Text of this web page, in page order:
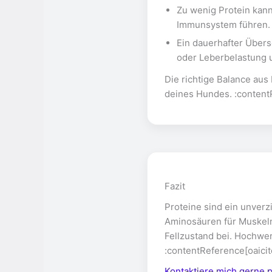
Zu wenig Protein
Immunsystem
Ein dauerhafter
oder Leberbelastung
Die richtige Balance
deines Hundes.
Fazit
Proteine sind ein
Aminosäuren für
Fellzustand bei.